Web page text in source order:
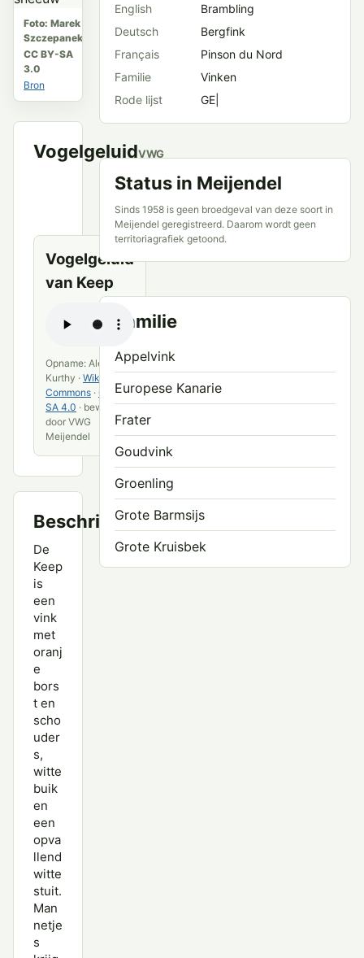
Foto: Marek
Szczepanek
CC BY-SA
3.0
Bron
VogelgeluidVWG
en
bronnen
Vogelgeluid
van Keep
Opname: Alexander
Kurthy · Wikimedia
Commons · CC BY-
SA 4.0 · bewerkt
door VWG
Meijendel
Beschrijving
De
Keep
is
een
vink
met
oranj
e
bors
t en
scho
uder
s,
witte
buik
en
een
opva
llend
witte
stuit.
Man
netje
s
English
Brambling
Deutsch
Bergfink
Français
Pinson du Nord
Familie
Vinken
Rode lijst
GE|
Status in Meijendel
Sinds 1958 is geen broedgeval van deze soort in
Meijendel geregistreerd. Daarom wordt geen
territoriagrafiek getoond.
Familie
Appelvink
Europese Kanarie
Frater
Goudvink
Groenling
Grote Barmsijs
Grote Kruisbek